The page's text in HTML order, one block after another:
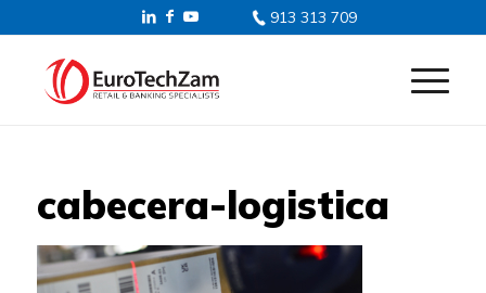
913 313 709
cabecera-logistica